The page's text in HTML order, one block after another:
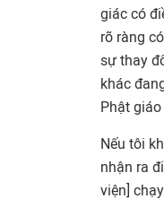
giác có
rõ ràng
sự thay
khác
Phật
Nếu tôi
nhận ra
viện]